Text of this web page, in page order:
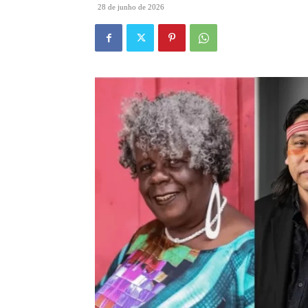
28 de junho de 2026